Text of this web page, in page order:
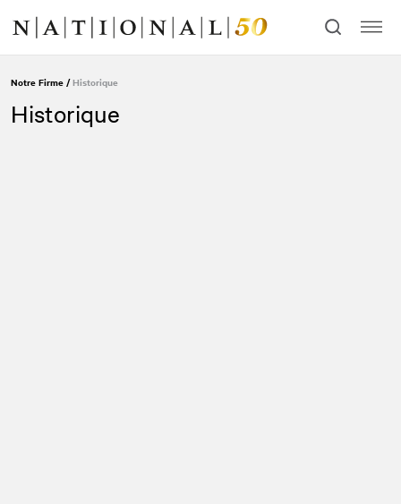
contenu
navigation
Notre Firme /Historique
Historique